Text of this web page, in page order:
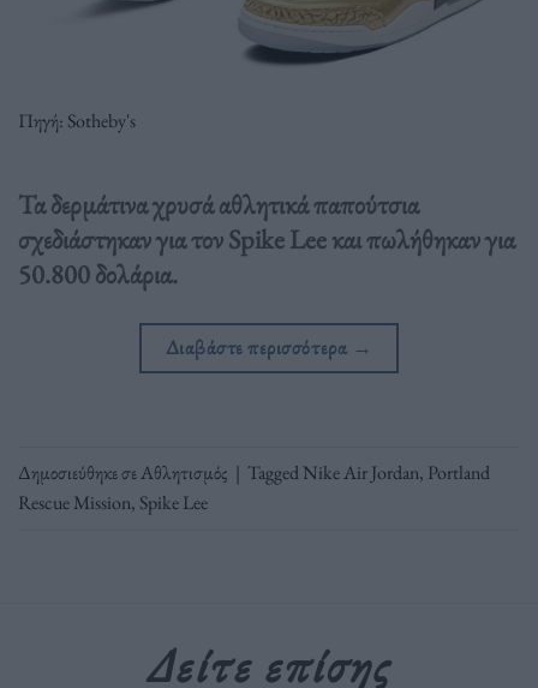
Πηγή: Sotheby's
Τα δερμάτινα χρυσά αθλητικά παπούτσια
σχεδιάστηκαν για τον Spike Lee και πωλήθηκαν για
50.800 δολάρια.
Διαβάστε περισσότερα →
Δημοσιεύθηκε σεΑθλητισμός | TaggedNike Air Jordan, Portland
Rescue Mission, Spike Lee
Δείτε επίσης